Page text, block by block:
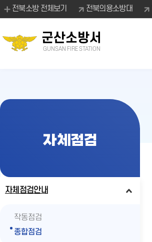
전북소방 전체보기 전북의용소방대
군산소방서
GUNSAN FIRE STATION
자체점검
자체점검안내
작동점검
종합점검